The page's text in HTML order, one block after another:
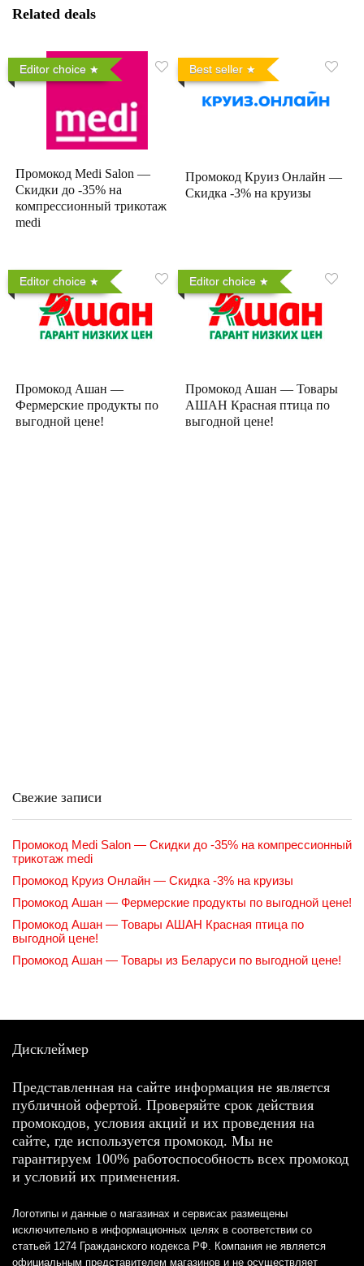
Related deals
Editor choice
Промокод Medi Salon —
Скидки до -35% на
компрессионный трикотаж
medi
Best seller
Промокод Круиз Онлайн —
Скидка -3% на круизы
Editor choice
Промокод Ашан —
Фермерские продукты по
выгодной цене!
Editor choice
Промокод Ашан — Товары
АШАН Красная птица по
выгодной цене!
Свежие записи
Промокод Medi Salon — Скидки до -35% на компрессионный
трикотаж medi
Промокод Круиз Онлайн — Скидка -3% на круизы
Промокод Ашан — Фермерские продукты по выгодной цене!
Промокод Ашан — Товары АШАН Красная птица по
выгодной цене!
Промокод Ашан — Товары из Беларуси по выгодной цене!
Дисклеймер
Представленная на сайте информация не является
публичной офертой. Проверяйте срок действия
промокодов, условия акций и их проведения на
сайте, где используется промокод. Мы не
гарантируем 100% работоспособность всех промокод
и условий их применения.
Логотипы и данные о магазинах и сервисах размещены
исключительно в информационных целях в соответствии со
статьей 1274 Гражданского кодекса РФ. Компания не является
официальным представителем магазинов и не осуществляет